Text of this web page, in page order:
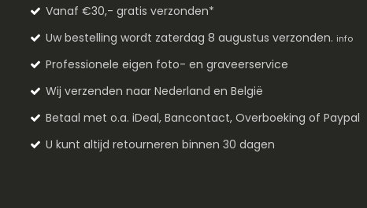
Vanaf €30,- gratis verzonden*
Uw bestelling wordt zaterdag 8 augustus verzonden. info
Professionele eigen foto- en graveerservice
Wij verzenden naar Nederland en België
Betaal met o.a. iDeal, Bancontact, Overboeking of Paypal
U kunt altijd retourneren binnen 30 dagen